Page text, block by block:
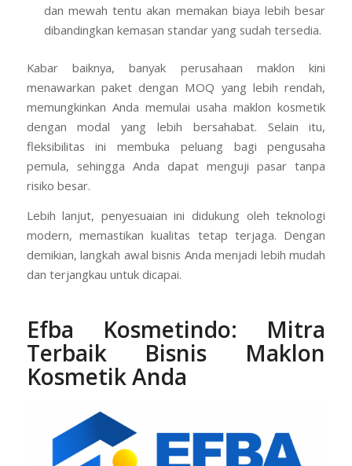
dan mewah tentu akan memakan biaya lebih besar
dibandingkan kemasan standar yang sudah tersedia.
Kabar baiknya, banyak perusahaan maklon kini
menawarkan paket dengan MOQ yang lebih rendah,
memungkinkan Anda memulai usaha maklon kosmetik
dengan modal yang lebih bersahabat. Selain itu,
fleksibilitas ini membuka peluang bagi pengusaha
pemula, sehingga Anda dapat menguji pasar tanpa
risiko besar.
Lebih lanjut, penyesuaian ini didukung oleh teknologi
modern, memastikan kualitas tetap terjaga. Dengan
demikian, langkah awal bisnis Anda menjadi lebih mudah
dan terjangkau untuk dicapai.
Efba Kosmetindo: Mitra
Terbaik Bisnis Maklon
Kosmetik Anda